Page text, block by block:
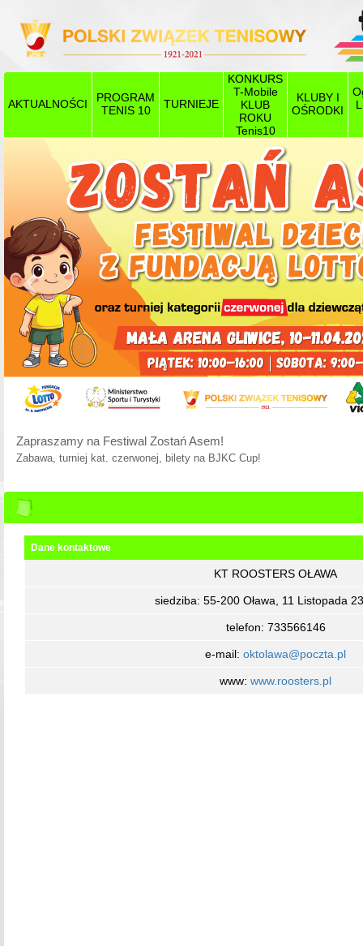
AKTUALNOŚCI
PROGRAM
TENIS 10
TURNIEJE
KONKURS
T-Mobile
KLUB
ROKU
Tenis10
KLUBY I
OŚRODKI
Poprzedni
Zapraszamy na Festiwal Zostań Asem!
Zabawa, turniej kat. czerwonej, bilety na BJKC Cup!
Dane kontaktowe
KT ROOSTERS OŁAWA
siedziba: 55-200 Oława, 11 Listopada
telefon: 733566146
e-mail: oktolawa@poczta.pl
www: www.roosters.pl